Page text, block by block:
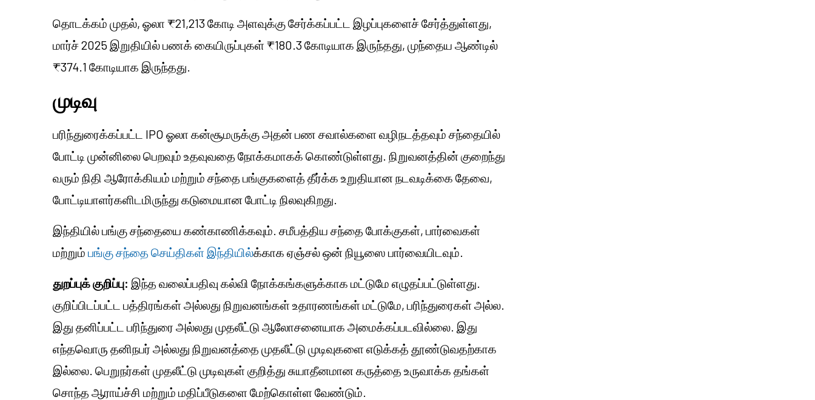
தொடக்கம் முதல், ஓலா ₹21,213 கோடி அளவுக்கு சேர்க்கப்பட்ட இழப்புகளைச் சேர்த்துள்ளது,
மார்ச் 2025 இறுதியில் பணக் கையிருப்புகள் ₹180.3 கோடியாக இருந்தது, முந்தைய ஆண்டில்
₹374.1 கோடியாக இருந்தது.
முடிவு
பரிந்துரைக்கப்பட்ட IPO ஓலா கன்சூமருக்கு அதன் பண சவால்களை வழிநடத்தவும் சந்தையில்
போட்டி முன்னிலை பெறவும் உதவுவதை நோக்கமாகக் கொண்டுள்ளது. நிறுவனத்தின் குறைந்து
வரும் நிதி ஆரோக்கியம் மற்றும் சந்தை பங்குகளைத் தீர்க்க உறுதியான நடவடிக்கை தேவை,
போட்டியாளர்களிடமிருந்து கடுமையான போட்டி நிலவுகிறது.
இந்தியில் பங்கு சந்தையை கண்காணிக்கவும். சமீபத்திய சந்தை போக்குகள், பார்வைகள்
மற்றும் பங்கு சந்தை செய்திகள் இந்தியில்க்காக ஏஞ்சல் ஒன் நியூஸை பார்வையிடவும்.
துறப்புக் குறிப்பு: இந்த வலைப்பதிவு கல்வி நோக்கங்களுக்காக மட்டுமே எழுதப்பட்டுள்ளது.
குறிப்பிடப்பட்ட பத்திரங்கள் அல்லது நிறுவனங்கள் உதாரணங்கள் மட்டுமே, பரிந்துரைகள் அல்ல.
இது தனிப்பட்ட பரிந்துரை அல்லது முதலீட்டு ஆலோசனையாக அமைக்கப்படவில்லை. இது
எந்தவொரு தனிநபர் அல்லது நிறுவனத்தை முதலீட்டு முடிவுகளை எடுக்கத் தூண்டுவதற்காக
இல்லை. பெறுநர்கள் முதலீட்டு முடிவுகள் குறித்து சுயாதீனமான கருத்தை உருவாக்க தங்கள்
சொந்த ஆராய்ச்சி மற்றும் மதிப்பீடுகளை மேற்கொள்ள வேண்டும்.